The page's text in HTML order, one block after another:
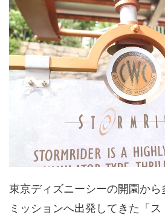
東京ディズニーシーの開園か
ミッションへ出発してきた「